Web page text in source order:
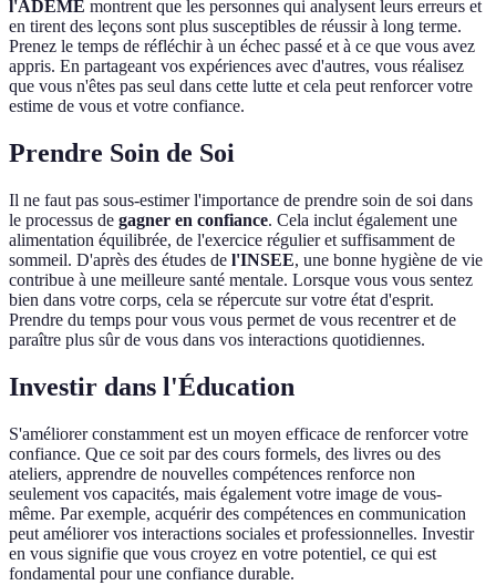
l'ADEME montrent que les personnes qui analysent leurs erreurs et
en tirent des leçons sont plus susceptibles de réussir à long terme.
Prenez le temps de réfléchir à un échec passé et à ce que vous avez
appris. En partageant vos expériences avec d'autres, vous réalisez
que vous n'êtes pas seul dans cette lutte et cela peut renforcer votre
estime de vous et votre confiance.
Prendre Soin de Soi
Il ne faut pas sous-estimer l'importance de prendre soin de soi dans
le processus de gagner en confiance. Cela inclut également une
alimentation équilibrée, de l'exercice régulier et suffisamment de
sommeil. D'après des études de l'INSEE, une bonne hygiène de vie
contribue à une meilleure santé mentale. Lorsque vous vous sentez
bien dans votre corps, cela se répercute sur votre état d'esprit.
Prendre du temps pour vous vous permet de vous recentrer et de
paraître plus sûr de vous dans vos interactions quotidiennes.
Investir dans l'Éducation
S'améliorer constamment est un moyen efficace de renforcer votre
confiance. Que ce soit par des cours formels, des livres ou des
ateliers, apprendre de nouvelles compétences renforce non
seulement vos capacités, mais également votre image de vous-
même. Par exemple, acquérir des compétences en communication
peut améliorer vos interactions sociales et professionnelles. Investir
en vous signifie que vous croyez en votre potentiel, ce qui est
fondamental pour une confiance durable.